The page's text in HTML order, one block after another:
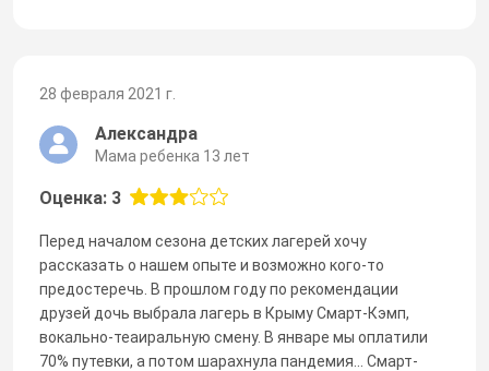
28 февраля 2021 г.
Александра
Мама ребенка 13 лет
Оценка: 3
Перед началом сезона детских лагерей хочу
рассказать о нашем опыте и возможно кого-то
предостеречь. В прошлом году по рекомендации
друзей дочь выбрала лагерь в Крыму Смарт-Кэмп,
вокально-теаиральную смену. В январе мы оплатили
70% путевки, а потом шарахнула пандемия... Смарт-